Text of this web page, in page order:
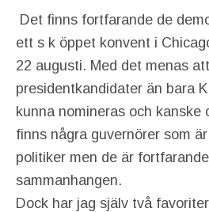
Det finns fortfarande de
ett s k öppet konvent i
22 augusti. Med det menas
presidentkandidater än bara
kunna nomineras och kanske
finns några guvernörer som
politiker men de är
sammanhangen.
Dock har jag själv två